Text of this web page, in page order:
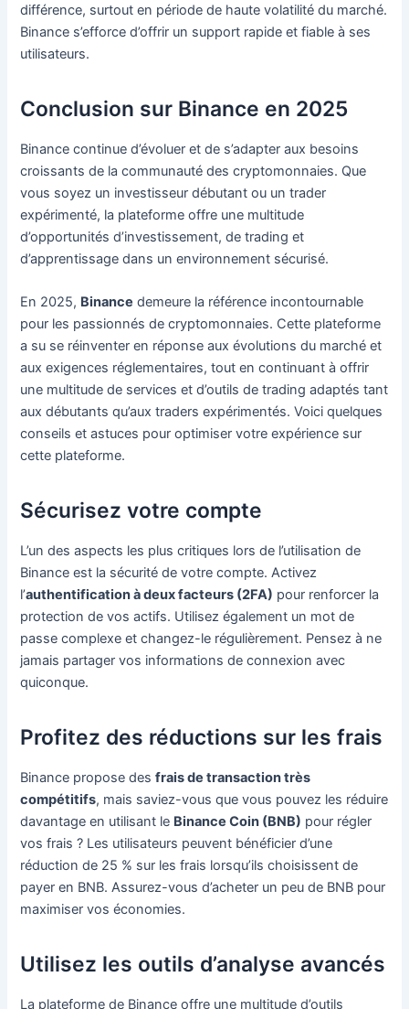
différence, surtout en période de haute volatilité du marché.
Binance s’efforce d’offrir un support rapide et fiable à ses
utilisateurs.
Conclusion sur Binance en 2025
Binance continue d’évoluer et de s’adapter aux besoins
croissants de la communauté des cryptomonnaies. Que
vous soyez un investisseur débutant ou un trader
expérimenté, la plateforme offre une multitude
d’opportunités d’investissement, de trading et
d’apprentissage dans un environnement sécurisé.
En 2025, Binance demeure la référence incontournable
pour les passionnés de cryptomonnaies. Cette plateforme
a su se réinventer en réponse aux évolutions du marché et
aux exigences réglementaires, tout en continuant à offrir
une multitude de services et d’outils de trading adaptés tant
aux débutants qu’aux traders expérimentés. Voici quelques
conseils et astuces pour optimiser votre expérience sur
cette plateforme.
Sécurisez votre compte
L’un des aspects les plus critiques lors de l’utilisation de
Binance est la sécurité de votre compte. Activez
l’authentification à deux facteurs (2FA) pour renforcer la
protection de vos actifs. Utilisez également un mot de
passe complexe et changez-le régulièrement. Pensez à ne
jamais partager vos informations de connexion avec
quiconque.
Profitez des réductions sur les frais
Binance propose desfrais de transaction très
compétitifs, mais saviez-vous que vous pouvez les réduire
davantage en utilisant le Binance Coin (BNB) pour régler
vos frais ? Les utilisateurs peuvent bénéficier d’une
réduction de 25 % sur les frais lorsqu’ils choisissent de
payer en BNB. Assurez-vous d’acheter un peu de BNB pour
maximiser vos économies.
Utilisez les outils d’analyse avancés
La plateforme de Binance offre une multitude d’outils